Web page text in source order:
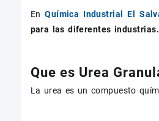
EnQuímica Industrial El
para las diferentes industrias.
Que es Urea
La urea es un compuesto